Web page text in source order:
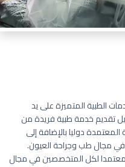
الطبية المتميزة على يد
تقديم خدمة طبية فريدة من
المعتمدة دوليا بالإضافة إلى
في مجال طب وجراحة العيون.
معتمدا لكل المتخصصين في مجال